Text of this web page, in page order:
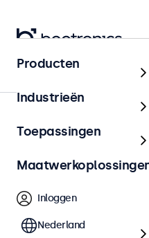
Home
Producten
Industrieën
Toepassingen
Inloggen
Nederland